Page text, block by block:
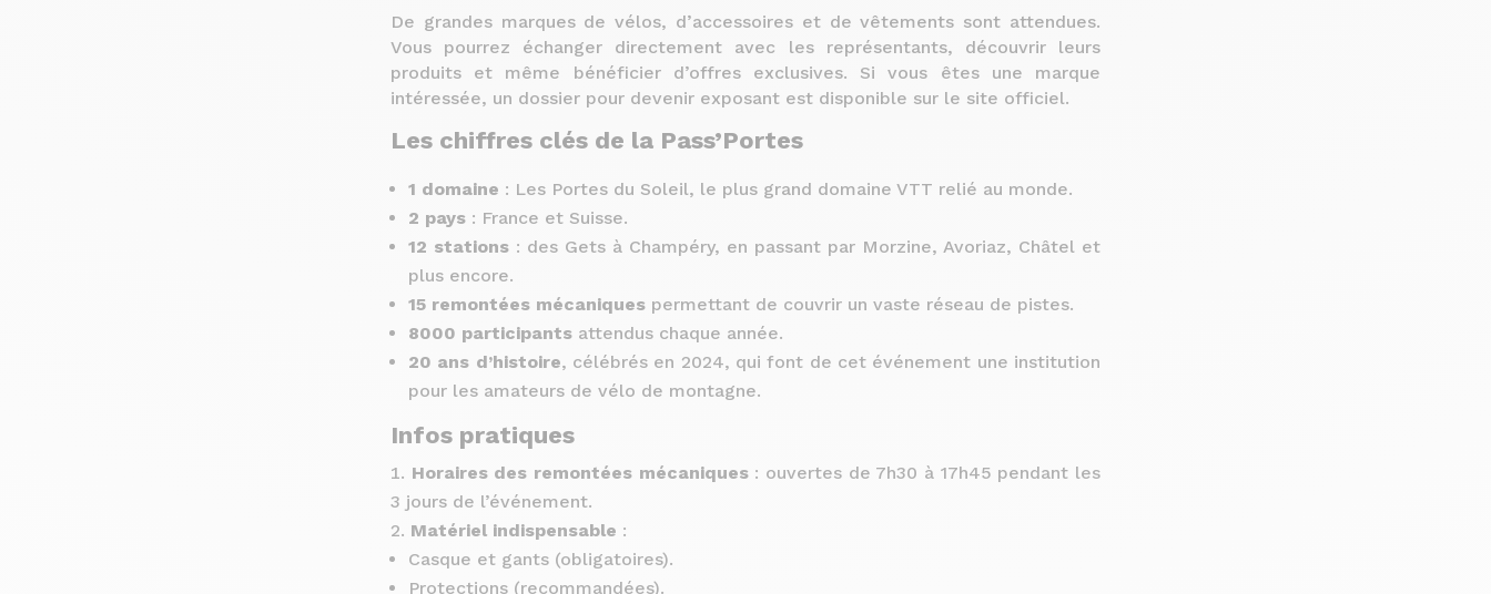
De grandes marques de vélos, d’accessoires et de vêtements sont attendues.
Vous pourrez échanger directement avec les représentants, découvrir leurs
produits et même bénéficier d’offres exclusives. Si vous êtes une marque
intéressée, un dossier pour devenir exposant est disponible sur le site officiel.
Les chiffres clés de la Pass’Portes
1 domaine : Les Portes du Soleil, le plus grand domaine VTT relié au monde.
2 pays: France et Suisse.
12 stations: des Gets à Champéry, en passant par Morzine, Avoriaz, Châtel et
plus encore.
15 remontées mécaniquespermettant de couvrir un vaste réseau de pistes.
8000 participantsattendus chaque année.
20 ans d’histoire, célébrés en 2024, qui font de cet événement une institution
pour les amateurs de vélo de montagne.
Infos pratiques
Horaires des remontées mécaniques: ouvertes de 7h30 à 17h45 pendant les
3 jours de l’événement.
Matériel indispensable :
Casque et gants (obligatoires).
Protections (recommandées).